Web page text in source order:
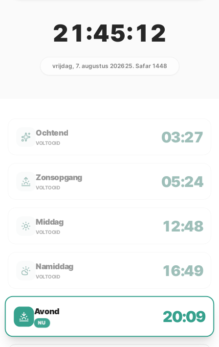
21:45:12
vrijdag, 7. augustus 202625. Safar 1448
Ochtend
VOLTOOID 03:27
Zonsopgang
VOLTOOID 05:24
Middag
VOLTOOID 12:48
Namiddag
VOLTOOID 16:49
Avond
NU 20:09